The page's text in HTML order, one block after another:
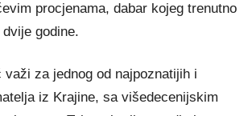
procjenama, dabar kojeg trenutno
godine.
važi za jednog od najpoznatijih i
iz Krajine, sa višedecenijskim